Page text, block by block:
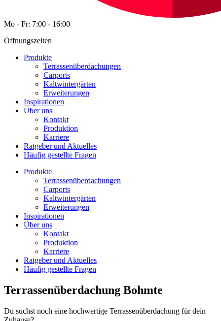
Mo - Fr: 7:00 - 16:00
Öffnungszeiten
Produkte
Terrassenüberdachungen
Carports
Kaltwintergärten
Erweiterungen
Inspirationen
Über uns
Kontakt
Produktion
Karriere
Ratgeber und Aktuelles
Häufig gestellte Fragen
Produkte
Terrassenüberdachungen
Carports
Kaltwintergärten
Erweiterungen
Inspirationen
Über uns
Kontakt
Produktion
Karriere
Ratgeber und Aktuelles
Häufig gestellte Fragen
Terrassenüberdachung Bohmte
Du suchst noch eine hochwertige Terrassenüberdachung für dein